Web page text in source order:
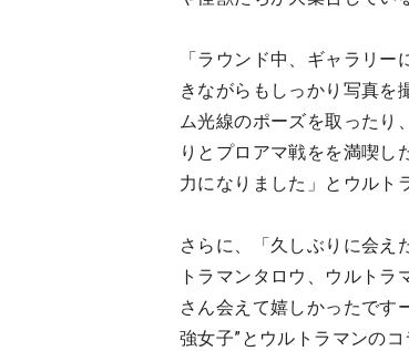
「ラウンド中、ギャラリ
きながらもしっかり写真を
ム光線のポーズを取ったり
りとプロアマ戦をを満喫し
力になりました」とウルト
さらに、「久しぶりに会え
トラマンタロウ、ウルト
さん会えて嬉しかったです
強女子”とウルトラマンの